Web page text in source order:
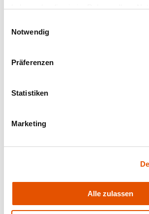
haben oder die sie im Rahmen Ihrer
Notwendig
Präferenzen
Statistiken
Marketing
Alle zulassen